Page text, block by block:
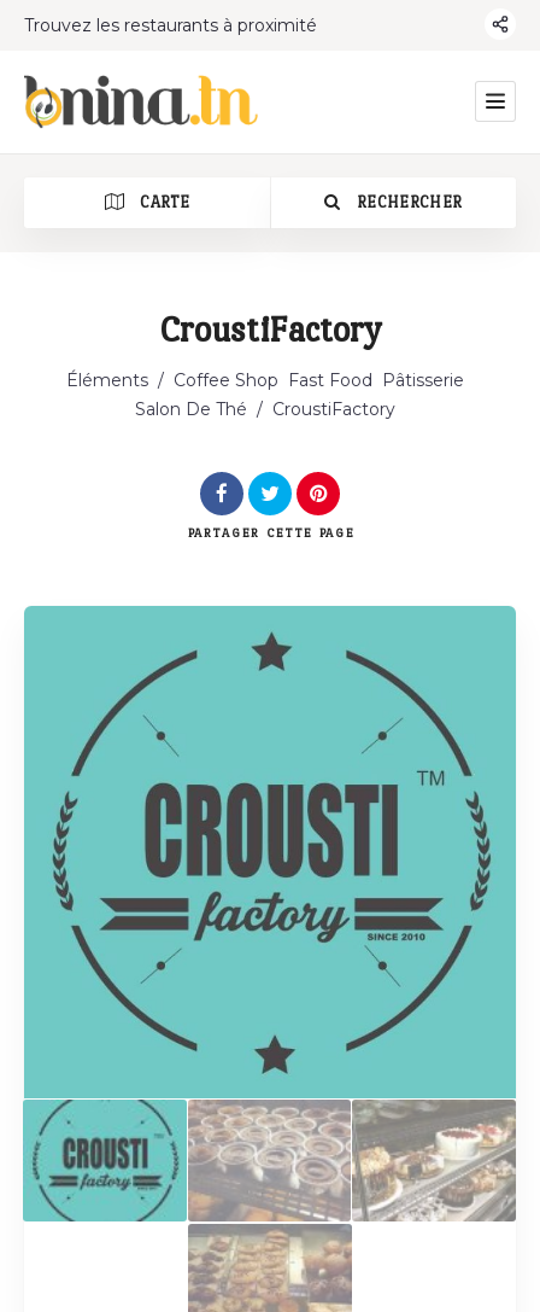
Trouvez les restaurants à proximité
CARTE RECHERCHER
Catégorie
Rechercher
CroustiFactory
Éléments / Coffee Shop Fast Food
Pâtisserie
Salon De Thé / CroustiFactory
PARTAGER CETTE PAGE